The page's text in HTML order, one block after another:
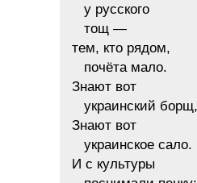
у русского
тощ —
тем, кто рядом,
почёта мало.
Знают вот
украинский борщ,
Знают вот
украинское сало.
И с культуры